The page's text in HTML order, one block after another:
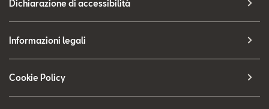
Dichiarazione di accessibilità
Informazioni legali
Cookie Policy